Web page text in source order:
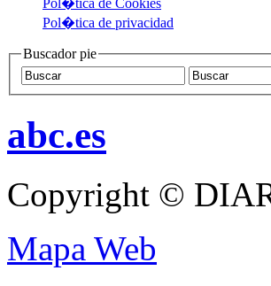
Pol�tica de privacidad
Buscador pie
abc.es
Copyright ©
Mapa Web